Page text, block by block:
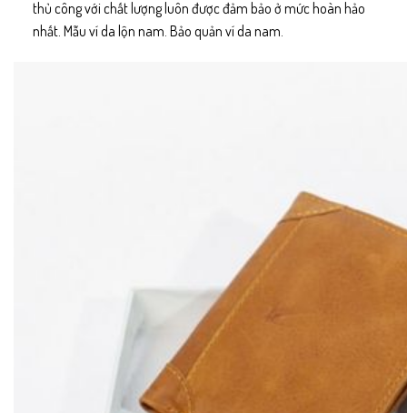
thủ công với chất lượng luôn được đảm bảo ở mức hoàn hảo
nhất. Mẫu ví da lộn nam. Bảo quản ví da nam.